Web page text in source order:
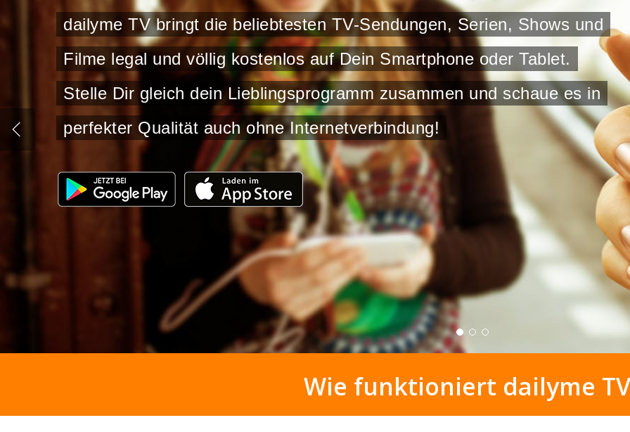
HIT ENTER TO SEARCH OR ESC TO CLOSE
Wie funktioniert dailyme